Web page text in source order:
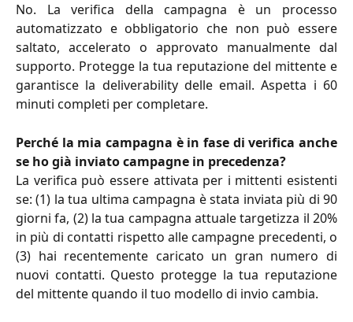
No. La verifica della campagna è un processo
automatizzato e obbligatorio che non può essere
saltato, accelerato o approvato manualmente dal
supporto. Protegge la tua reputazione del mittente e
garantisce la deliverability delle email. Aspetta i 60
minuti completi per completare.
Perché la mia campagna è in fase di verifica anche
se ho già inviato campagne in precedenza?
La verifica può essere attivata per i mittenti esistenti
se: (1) la tua ultima campagna è stata inviata più di 90
giorni fa, (2) la tua campagna attuale targetizza il 20%
in più di contatti rispetto alle campagne precedenti, o
(3) hai recentemente caricato un gran numero di
nuovi contatti. Questo protegge la tua reputazione
del mittente quando il tuo modello di invio cambia.